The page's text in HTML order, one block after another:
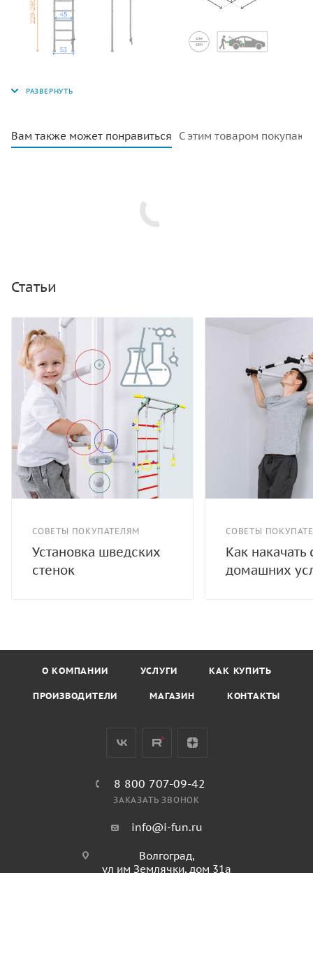
Вам также может понравиться С этим товаром покупают
Статьи
СОВЕТЫ ПОКУПАТЕЛЯМ
Установка шведских
стенок
СОВЕТЫ
Как накачать
домашних
О КОМПАНИИ УСЛУГИ КАК КУПИТЬ
ПРОИЗВОДИТЕЛИ МАГАЗИН КОНТАКТЫ
8 800 707-09-42
ЗАКАЗАТЬ ЗВОНОК
info@i-fun.ru
Волгоград,
ул им Землячки, дом 31а